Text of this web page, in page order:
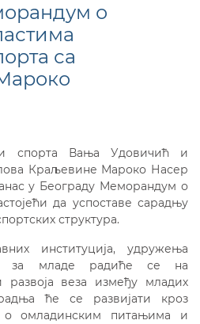
о
са
спорта Вања Удовичић и
Краљевине Мароко Насер
у Београду Меморандум о
да успоставе сарадњу
структура.
институција, удружења
за младе радиће се на
веза између младих
ће се развијати кроз
о омладинским питањима и